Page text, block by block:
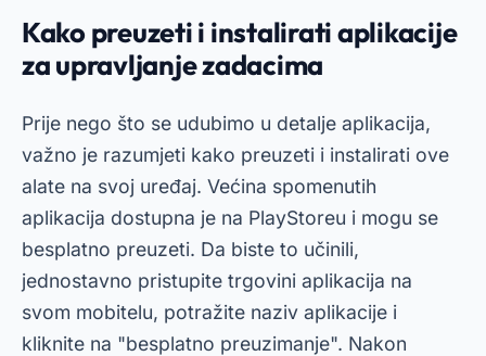
Kako preuzeti i instalirati aplikacije
za upravljanje zadacima
Prije nego što se udubimo u detalje aplikacija,
važno je razumjeti kako preuzeti i instalirati ove
alate na svoj uređaj. Većina spomenutih
aplikacija dostupna je na PlayStoreu i mogu se
besplatno preuzeti. Da biste to učinili,
jednostavno pristupite trgovini aplikacija na
svom mobitelu, potražite naziv aplikacije i
kliknite na "besplatno preuzimanje". Nakon